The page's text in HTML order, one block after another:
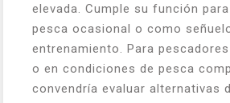
elevada. Cumple su función
pesca ocasional o como
entrenamiento. Para
o en condiciones de pesca
convendría evaluar alternativas